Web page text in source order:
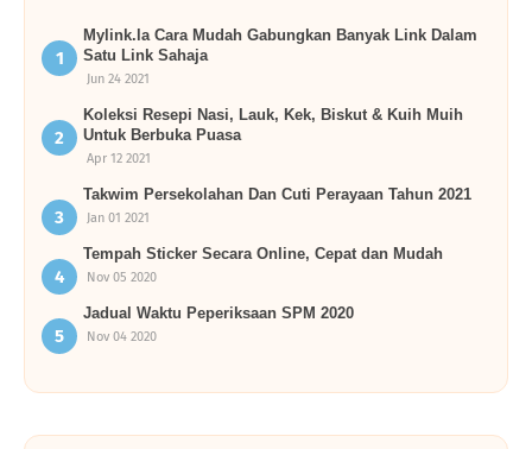
Mylink.la Cara Mudah Gabungkan Banyak Link Dalam
Satu Link Sahaja
Jun 24 2021
Koleksi Resepi Nasi, Lauk, Kek, Biskut & Kuih Muih
Untuk Berbuka Puasa
Apr 12 2021
Takwim Persekolahan Dan Cuti Perayaan Tahun 2021
Jan 01 2021
Tempah Sticker Secara Online, Cepat dan Mudah
Nov 05 2020
Jadual Waktu Peperiksaan SPM 2020
Nov 04 2020